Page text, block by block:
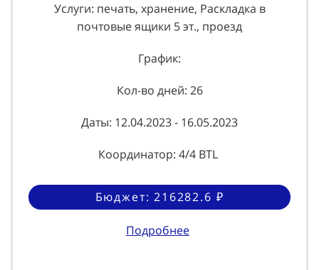
Услуги: печать, хранение, Раскладка в
почтовые ящики 5 эт., проезд
График:
Кол-во дней: 26
Даты: 12.04.2023 - 16.05.2023
Координатор: 4/4 BTL
Бюджет: 216282.6 ₽
Подробнее